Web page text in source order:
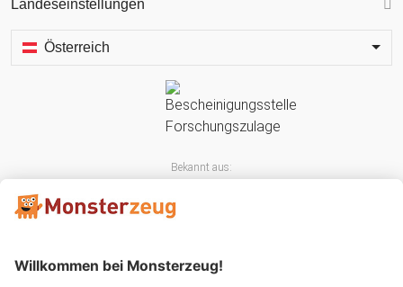
Landeseinstellungen
Österreich
Bekannt aus: